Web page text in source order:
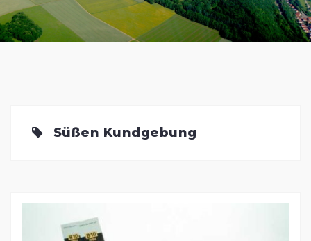
Süßen Kundgebung